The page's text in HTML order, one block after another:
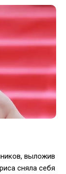
выложив
сняла себя